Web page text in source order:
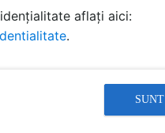
aflați aici:
.